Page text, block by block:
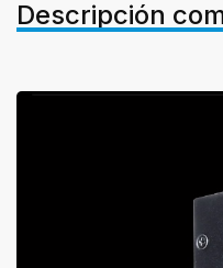
Descripción